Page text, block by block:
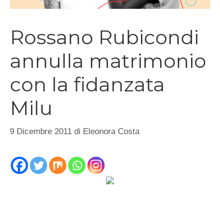
Rossano Rubicondi
annulla matrimonio
con la fidanzata
Milu
9 Dicembre 2011 di Eleonora Costa